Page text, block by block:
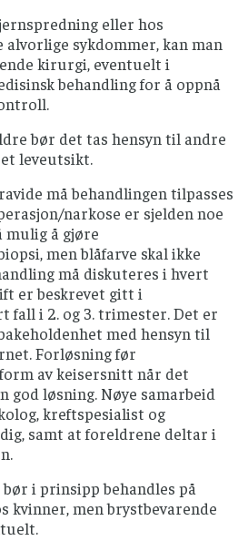
eller hos
sykdommer, kan man
kirurgi, eventuelt i
behandling for å oppnå
bør det tas hensyn til andre
leveutsikt.
må behandlingen tilpasses
narkose er sjelden noe
mulig å gjøre
men blåfarve skal ikke
må diskuteres i hvert
er beskrevet gitt i
fall i 2. og 3. trimester. Det er
med hensyn til
Forløsning før
av keisersnitt når det
god løsning. Nøye samarbeid
kreftspesialist og
samt at foreldrene deltar i
i prinsipp behandles på
kvinner, men brystbevarende